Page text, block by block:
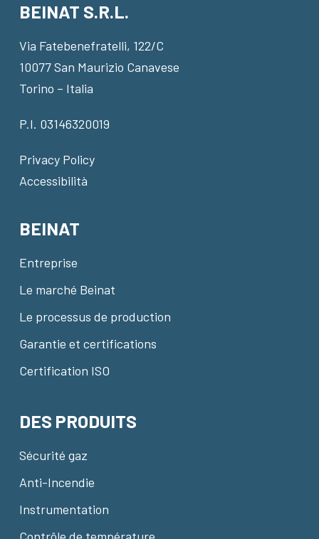
BEINAT S.R.L.
Via Fatebenefratelli, 122/C
10077 San Maurizio Canavese
Torino – Italia
P.I. 03146320019
Privacy Policy
Accessibilità
BEINAT
Entreprise
Le marché Beinat
Le processus de production
Garantie et certifications
Certification ISO
DES PRODUITS
Sécurité gaz
Anti-Incendie
Instrumentation